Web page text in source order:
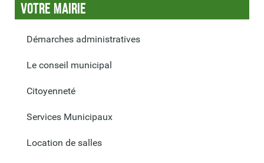
Votre Mairie
Démarches administratives
Le conseil municipal
Citoyenneté
Services Municipaux
Location de salles